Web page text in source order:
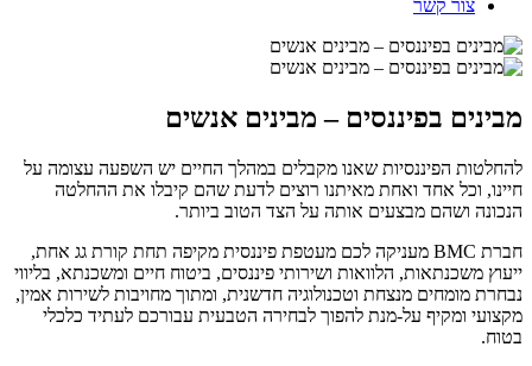
צור קשר
מבינים בפיננסים – מבינים אנשים
להחלטות הפיננסיות שאנו מקבלים במהלך החיים יש השפעה עצומה על
חיינו, וכל אחד ואחת מאיתנו רוצים לדעת שהם קיבלו את ההחלטה
הנכונה ושהם מבצעים אותה על הצד הטוב ביותר.
חברת BMC מעניקה לכם מעטפת פיננסית מקיפה תחת קורת גג אחת,
ייעוץ משכנתאות, הלוואות ושירותי פיננסים, ביטוח חיים ומשכנתא, בליווי
נבחרת מומחים מנצחת וטכנולוגיה חדשנית, ומתוך מחויבות לשירות אמין,
מקצועי ומקיף על-מנת להפוך לבחירה הטבעית עבורכם לעתיד כלכלי
בטוח.